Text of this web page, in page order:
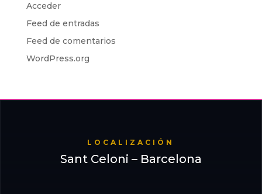
Acceder
Feed de entradas
Feed de comentarios
WordPress.org
LOCALIZACIÓN
Sant Celoni – Barcelona